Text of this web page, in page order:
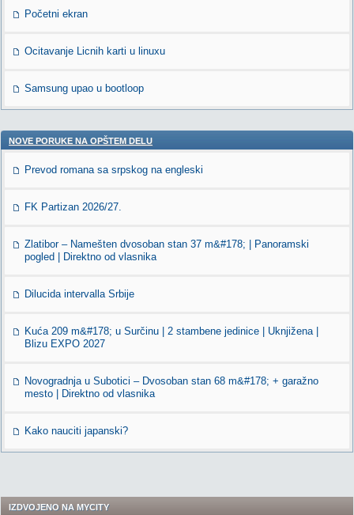
Početni ekran
Ocitavanje Licnih karti u linuxu
Samsung upao u bootloop
NOVE PORUKE NA OPŠTEM DELU
Prevod romana sa srpskog na engleski
FK Partizan 2026/27.
Zlatibor – Namešten dvosoban stan 37 m&#178; | Panoramski
pogled | Direktno od vlasnika
Dilucida intervalla Srbije
Kuća 209 m&#178; u Surčinu | 2 stambene jedinice | Uknjižena |
Blizu EXPO 2027
Novogradnja u Subotici – Dvosoban stan 68 m&#178; + garažno
mesto | Direktno od vlasnika
Kako nauciti japanski?
IZDVOJENO NA MYCITY